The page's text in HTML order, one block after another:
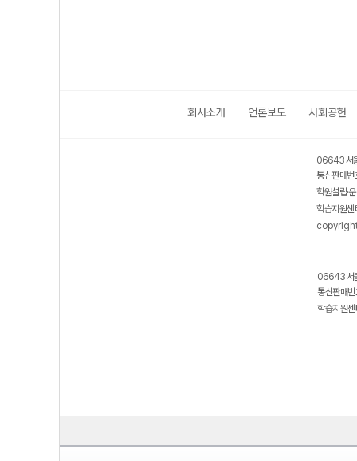
회사소개 언론보도 사회공헌
06643 서
통신판매
학원설립·
학습지원
06643 서
통신판매
학습지원